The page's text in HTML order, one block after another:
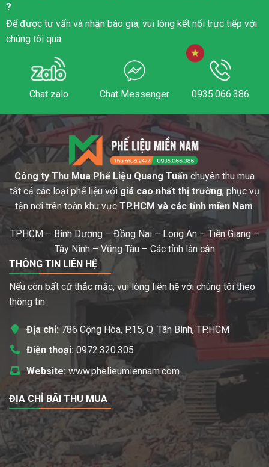
?
Để được tư vấn và nhận báo giá, vui lòng kết nối trực tiếp với
chúng tôi qua:
Chat zalo Chat Messenger 0935.066.386
Công ty Thu Mua Phế Liệu Quang Tuấn chuyên thu mua
tất cả các loại phế liệu vớigiá cao nhất thị trường, phục vụ
tận nơi trên toàn khu vực TP.HCM và các tỉnh miền Nam.
TP.HCM – Bình Dương – Đồng Nai – Long An – Tiền Giang –
Tây Ninh – Vũng Tàu – Các tỉnh lân cận
THÔNG TIN LIÊN HỆ
Nếu còn bất cứ thắc mắc, vui lòng liên hệ với chúng tôi theo
thông tin:
Địa chỉ: 786 Cộng Hòa, P.15, Q. Tân Bình, TP.HCM
Điện thoại: 0972.320.305
Website: www.phelieumiennam.com
ĐỊA CHỈ BÃI THU MUA